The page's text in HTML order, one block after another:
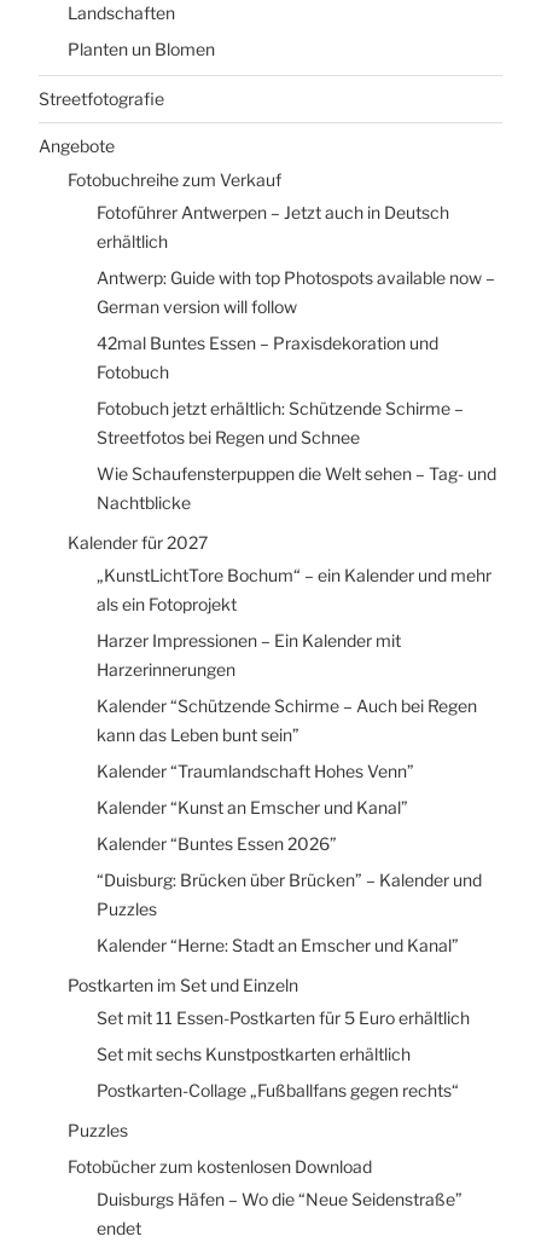
Landschaften
Planten un Blomen
Streetfotografie
Angebote
Fotobuchreihe zum Verkauf
Fotoführer Antwerpen – Jetzt auch in Deutsch
erhältlich
Antwerp: Guide with top Photospots available now –
German version will follow
42mal Buntes Essen – Praxisdekoration und
Fotobuch
Fotobuch jetzt erhältlich: Schützende Schirme –
Streetfotos bei Regen und Schnee
Wie Schaufensterpuppen die Welt sehen – Tag- und
Nachtblicke
Kalender für 2027
„KunstLichtTore Bochum“ – ein Kalender und mehr
als ein Fotoprojekt
Harzer Impressionen – Ein Kalender mit
Harzerinnerungen
Kalender “Schützende Schirme – Auch bei Regen
kann das Leben bunt sein”
Kalender “Traumlandschaft Hohes Venn”
Kalender “Kunst an Emscher und Kanal”
Kalender “Buntes Essen 2026”
“Duisburg: Brücken über Brücken” – Kalender und
Puzzles
Kalender “Herne: Stadt an Emscher und Kanal”
Postkarten im Set und Einzeln
Set mit 11 Essen-Postkarten für 5 Euro erhältlich
Set mit sechs Kunstpostkarten erhältlich
Postkarten-Collage „Fußballfans gegen rechts“
Puzzles
Fotobücher zum kostenlosen Download
Duisburgs Häfen – Wo die “Neue Seidenstraße”
endet